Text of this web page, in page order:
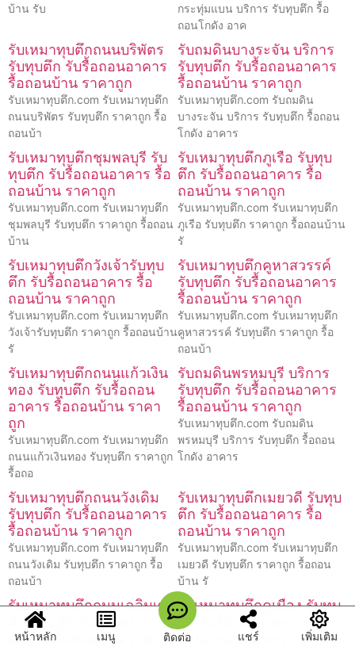
บ้าน รับ
กระทุ่มแบน บริการ รับทุบตึก รื้อ
ถอนโกดัง อาค
รับเหมาทุบตึกถนนบริพัตร
รับทุบตึก รับรื้อถอนอาคาร
รื้อถอนบ้าน ราคาถูก
รับเหมาทุบตึก.com รับเหมาทุบตึก
ถนนบริพัตร รับทุบตึก ราคาถูก รื้อ
ถอนบ้า
รับถมดินบางระจัน บริการ
รับทุบตึก รับรื้อถอนอาคาร
รื้อถอนบ้าน ราคาถูก
รับเหมาทุบตึก.com รับถมดิน
บางระจัน บริการ รับทุบตึก รื้อถอน
โกดัง อาคาร
รับเหมาทุบตึกชุมพลบุรี รับ
ทุบตึก รับรื้อถอนอาคาร รื้อ
ถอนบ้าน ราคาถูก
รับเหมาทุบตึก.com รับเหมาทุบตึก
ชุมพลบุรี รับทุบตึก ราคาถูก รื้อถอน
บ้าน
รับเหมาทุบตึกภูเรือ รับทุบ
ตึก รับรื้อถอนอาคาร รื้อ
ถอนบ้าน ราคาถูก
รับเหมาทุบตึก.com รับเหมาทุบตึก
ภูเรือ รับทุบตึก ราคาถูก รื้อถอนบ้าน
รั
รับเหมาทุบตึกวังเจ้ารับทุบ
ตึก รับรื้อถอนอาคาร รื้อ
ถอนบ้าน ราคาถูก
รับเหมาทุบตึก.com รับเหมาทุบตึก
วังเจ้ารับทุบตึก ราคาถูก รื้อถอนบ้าน
รั
รับเหมาทุบตึกคูหาสวรรค์
รับทุบตึก รับรื้อถอนอาคาร
รื้อถอนบ้าน ราคาถูก
รับเหมาทุบตึก.com รับเหมาทุบตึก
คูหาสวรรค์ รับทุบตึก ราคาถูก รื้อ
ถอนบ้า
รับเหมาทุบตึกถนนแก้วเงิน
ทอง รับทุบตึก รับรื้อถอน
อาคาร รื้อถอนบ้าน ราคา
ถูก
รับเหมาทุบตึก.com รับเหมาทุบตึก
ถนนแก้วเงินทอง รับทุบตึก ราคาถูก
รื้อถอ
รับถมดินพรหมบุรี บริการ
รับทุบตึก รับรื้อถอนอาคาร
รื้อถอนบ้าน ราคาถูก
รับเหมาทุบตึก.com รับถมดิน
พรหมบุรี บริการ รับทุบตึก รื้อถอน
โกดัง อาคาร
รับเหมาทุบตึกถนนวังเดิม
รับทุบตึก รับรื้อถอนอาคาร
รื้อถอนบ้าน ราคาถูก
รับเหมาทุบตึก.com รับเหมาทุบตึก
ถนนวังเดิม รับทุบตึก ราคาถูก รื้อ
ถอนบ้า
รับเหมาทุบตึกเมยวดี รับทุบ
ตึก รับรื้อถอนอาคาร รื้อ
ถอนบ้าน ราคาถูก
รับเหมาทุบตึก.com รับเหมาทุบตึก
เมยวดี รับทุบตึก ราคาถูก รื้อถอน
บ้าน รั
รับเหมาทุบตึกถนนเฉลิมเขต
4 รับทุบตึก รับรื้อถอน
อาคาร รื้อถอนบ้าน ราคา
รับเหมาทุบตึกคูเมือง รับทุบ
ตึก รับรื้อถอนอาคาร รื้อ
ถอนบ้าน ราคาถูก
หน้าหลัก เมนู ติดต่อ แชร์ เพิ่มเติม